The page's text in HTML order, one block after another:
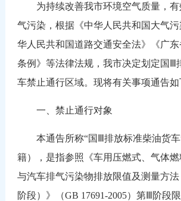
为持续改善我市环境空气质量，有
气污染，根据《中华人民共和国大气
华人民共和国道路交通安全法》《广
条例》等法律法规，我市决定划定国Ⅲ
车禁止通行区域。现将有关事项通告如
一、禁止通行对象
本通告所称“国Ⅲ排放标准柴油货车
籍），是指参照《车用压燃式、气体
与汽车排气污染物排放限值及测量方
阶段）》（GB 17691-2005）第Ⅲ阶段